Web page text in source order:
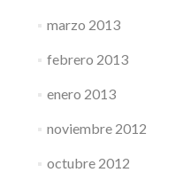
marzo 2013
febrero 2013
enero 2013
noviembre 2012
octubre 2012